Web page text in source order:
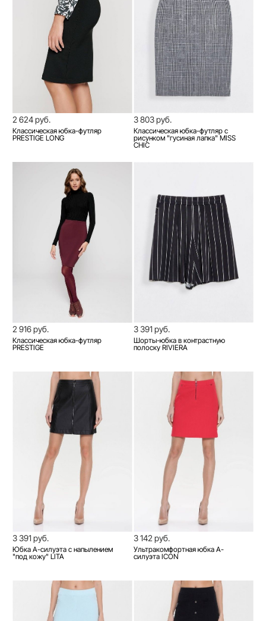
2 624 руб.
Классическая юбка-футляр
PRESTIGE LONG
3 803 руб.
Классическая юбка-футляр с
рисунком "гусиная лапка" MISS
CHIC
2 916 руб.
Классическая юбка-футляр
PRESTIGE
3 391 руб.
Шорты-юбка в контрастную
полоску RIVIERA
3 391 руб.
Юбка А-силуэта с напылением
"под кожу" LITA
3 142 руб.
Ультракомфортная юбка А-
силуэта ICON